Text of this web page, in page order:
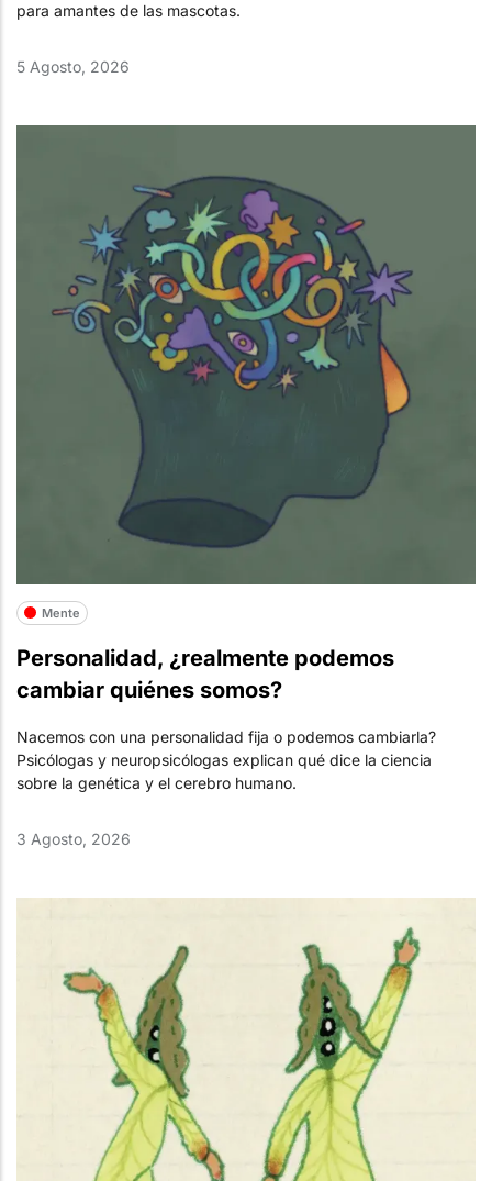
para amantes de las mascotas.
5 Agosto, 2026
Mente
Personalidad, ¿realmente podemos
cambiar quiénes somos?
Nacemos con una personalidad fija o podemos cambiarla?
Psicólogas y neuropsicólogas explican qué dice la ciencia
sobre la genética y el cerebro humano.
3 Agosto, 2026